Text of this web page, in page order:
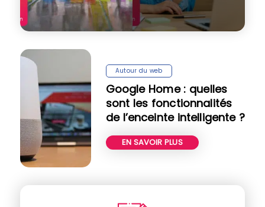
Autour du web
Google Home : quelles
sont les fonctionnalités
de l’enceinte intelligente ?
EN SAVOIR PLUS